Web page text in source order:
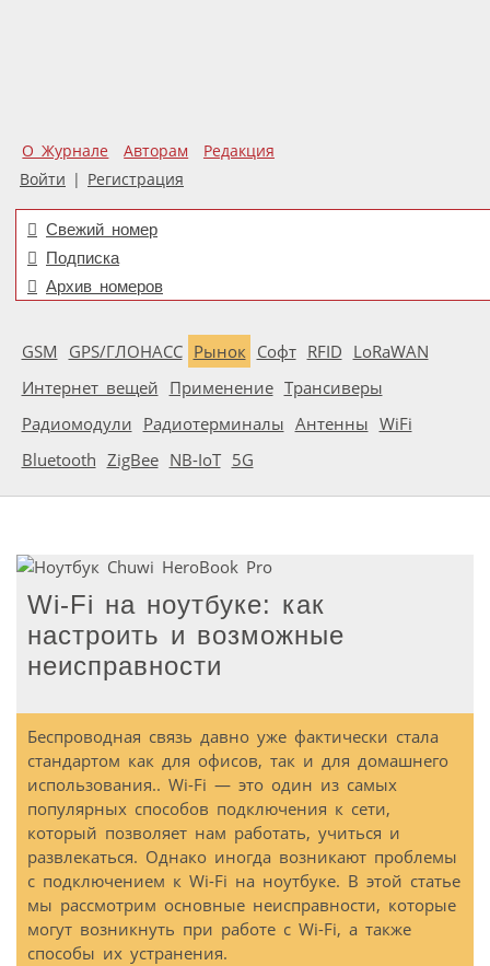
О Журнале Авторам
Редакция
Войти | Регистрация
Свежий номер
Подписка
Архив номеров
GSM GPS/ГЛОНАСС Рынок Софт RFID LoRaWAN
Интернет вещей Применение Трансиверы
Радиомодули Радиотерминалы Антенны WiFi
Bluetooth ZigBee NB-IoT 5G
Wi-Fi на ноутбуке: как
настроить и возможные
неисправности
Беспроводная связь давно уже фактически стала
стандартом как для офисов, так и для домашнего
использования.. Wi-Fi — это один из самых
популярных способов подключения к сети,
который позволяет нам работать, учиться и
развлекаться. Однако иногда возникают проблемы
с подключением к Wi-Fi на ноутбуке. В этой статье
мы рассмотрим основные неисправности, которые
могут возникнуть при работе с Wi-Fi, а также
способы их устранения.